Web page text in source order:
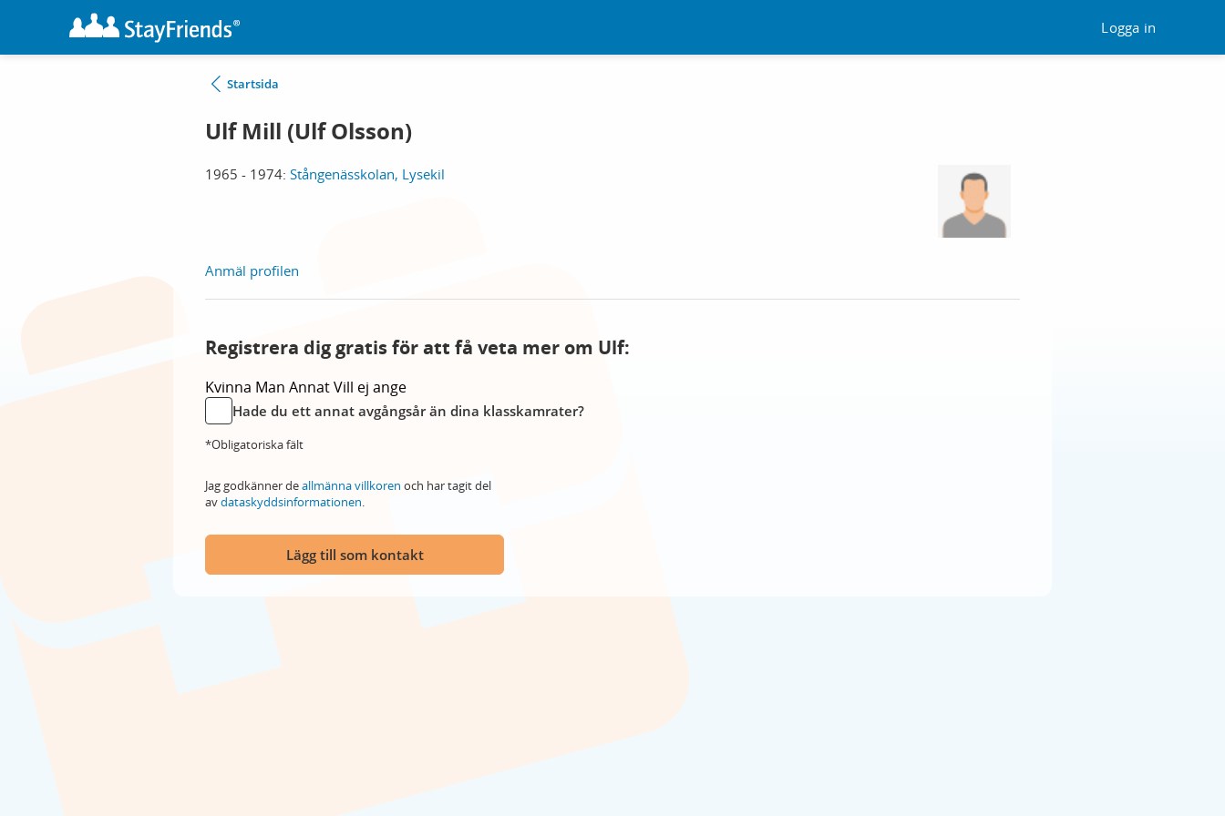
Logga in
Startsida
Ulf Mill (Ulf Olsson)
1965 - 1974: Stångenässkolan, Lysekil
Anmäl profilen
Registrera dig gratis för att få veta mer om Ulf:
Kvinna Man AnnatVill ej ange
Hade du ett annat avgångsår än dina klasskamrater?
*Obligatoriska fält
Jag godkänner deallmänna villkoren och har tagit del
avdataskyddsinformationen.
Lägg till som kontakt